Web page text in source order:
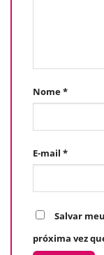
Nome*
E-mail *
Salvar
próxima vez